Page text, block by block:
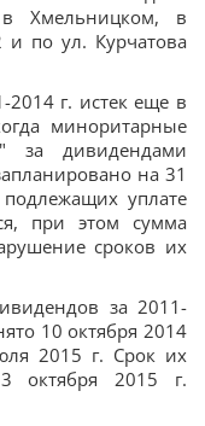
Хмельницком, в
и по ул. Курчатова
г. истек еще в
миноритарные
за дивидендами
на 31
уплате
при этом сумма
сроков их
за 2011-
10 октября 2014
2015 г. Срок их
октября 2015 г.